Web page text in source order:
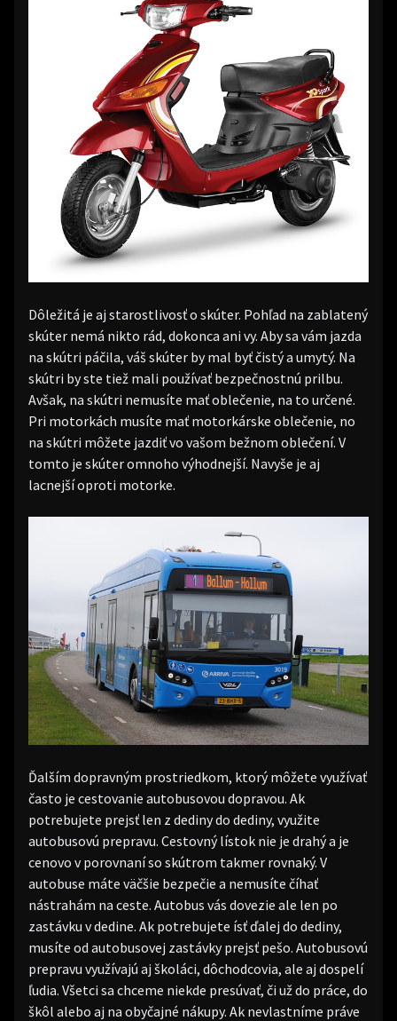
Dôležitá je aj starostlivosť o skúter. Pohľad na zablatený
skúter nemá nikto rád, dokonca ani vy. Aby sa vám jazda
na skútri páčila, váš skúter by mal byť čistý a umytý. Na
skútri by ste tiež mali používať bezpečnostnú prilbu.
Avšak, na skútri nemusíte mať oblečenie, na to určené.
Pri motorkách musíte mať motorkárske oblečenie, no
na skútri môžete jazdiť vo vašom bežnom oblečení. V
tomto je skúter omnoho výhodnejší. Navyše je aj
lacnejší oproti motorke.
Ďalším dopravným prostriedkom, ktorý môžete využívať
často je cestovanie autobusovou dopravou. Ak
potrebujete prejsť len z dediny do dediny, využite
autobusovú prepravu. Cestovný lístok nie je drahý a je
cenovo v porovnaní so skútrom takmer rovnaký. V
autobuse máte väčšie bezpečie a nemusíte číhať
nástrahám na ceste. Autobus vás dovezie ale len po
zastávku v dedine. Ak potrebujete ísť ďalej do dediny,
musíte od autobusovej zastávky prejsť pešo. Autobusovú
prepravu využívajú aj školáci, dôchodcovia, ale aj dospelí
ľudia. Všetci sa chceme niekde presúvať, či už do práce, do
škôl alebo aj na obyčajné nákupy. Ak nevlastníme práve